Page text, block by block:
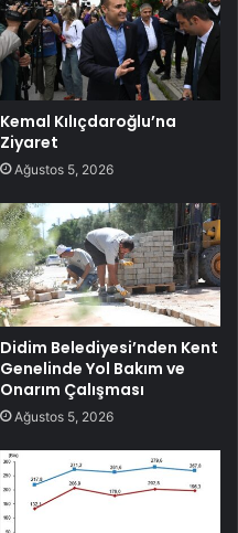
Kemal Kılıçdaroğlu’na
Ziyaret
Ağustos 5, 2026
Didim Belediyesi’nden Kent
Genelinde Yol Bakım ve
Onarım Çalışması
Ağustos 5, 2026